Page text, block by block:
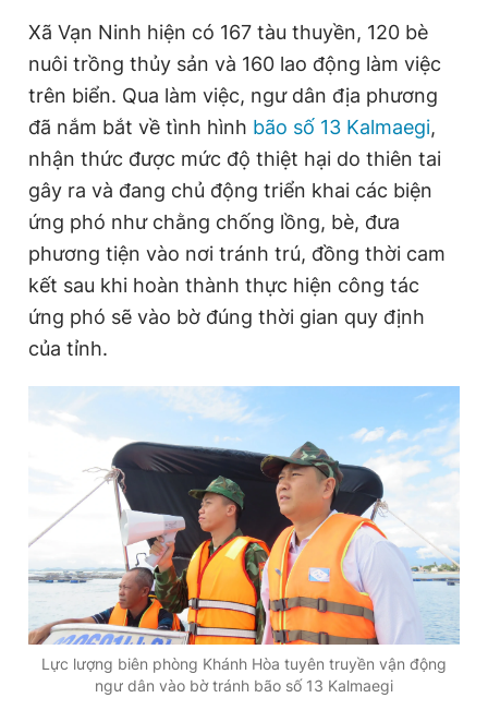
Xã Vạn Ninh hiện có 167 tàu thuyền, 120 bè
nuôi trồng thủy sản và 160 lao động làm việc
trên biển. Qua làm việc, ngư dân địa phương
đã nắm bắt về tình hình bão số 13 Kalmaegi,
nhận thức được mức độ thiệt hại do thiên tai
gây ra và đang chủ động triển khai các biện
ứng phó như chằng chống lồng, bè, đưa
phương tiện vào nơi tránh trú, đồng thời cam
kết sau khi hoàn thành thực hiện công tác
ứng phó sẽ vào bờ đúng thời gian quy định
của tỉnh.
Lực lượng biên phòng Khánh Hòa tuyên truyền vận động
ngư dân vào bờ tránh bão số 13 Kalmaegi